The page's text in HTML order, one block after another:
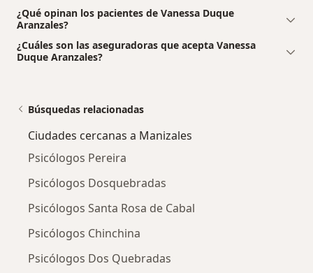
¿Qué opinan los pacientes de Vanessa Duque
Aranzales?
¿Cuáles son las aseguradoras que acepta Vanessa
Duque Aranzales?
Búsquedas relacionadas
Ciudades cercanas a Manizales
Psicólogos Pereira
Psicólogos Dosquebradas
Psicólogos Santa Rosa de Cabal
Psicólogos Chinchina
Psicólogos Dos Quebradas